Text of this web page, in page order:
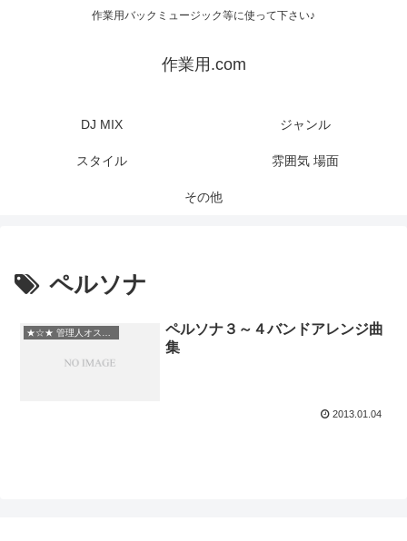
作業用バックミュージック等に使って下さい♪
作業用.com
DJ MIX ジャンル
スタイル 雰囲気 場面
その他
ペルソナ
ペルソナ３～４バンドアレンジ曲
集
2013.01.04